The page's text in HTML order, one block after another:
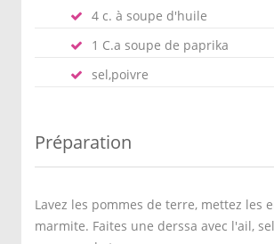
4 c. à soupe d'huile
1 C.a soupe de paprika
sel,poivre
Préparation
Lavez les pommes de terre, mettez les
marmite. Faites une derssa avec l'ail,